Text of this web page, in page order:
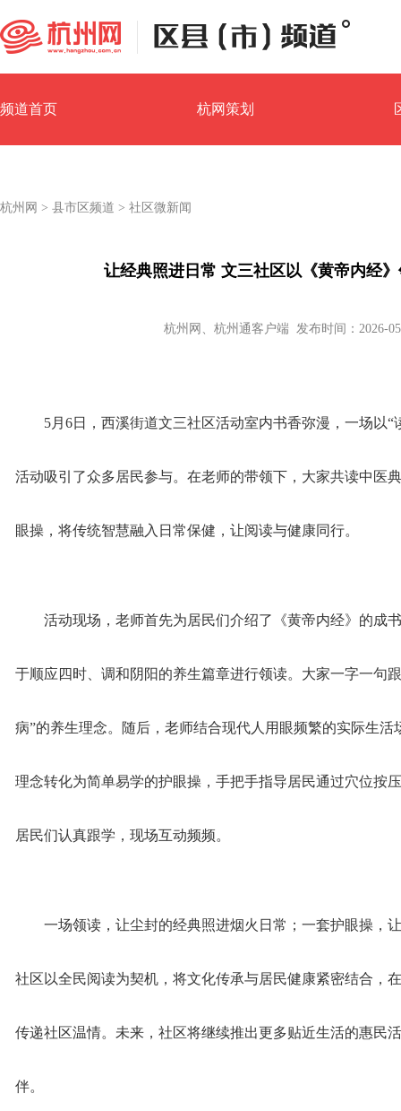
频道首页 杭网策划
杭州网 > 县市区频道 > 社区微新闻
让经典照进日常 文三社区以《黄帝内经
杭州网、杭州通客户端 发布时间：2026-
5月6日，西溪街道文三社区活动室内书香弥漫，一场以“
活动吸引了众多居民参与。在老师的带领下，大家共读中医
眼操，将传统智慧融入日常保健，让阅读与健康同行。
活动现场，老师首先为居民们介绍了《黄帝内经》的成
于顺应四时、调和阴阳的养生篇章进行领读。大家一字一句
病”的养生理念。随后，老师结合现代人用眼频繁的实际生活
理念转化为简单易学的护眼操，手把手指导居民通过穴位按
居民们认真跟学，现场互动频频。
一场领读，让尘封的经典照进烟火日常；一套护眼操，
社区以全民阅读为契机，将文化传承与居民健康紧密结合，
传递社区温情。未来，社区将继续推出更多贴近生活的惠民
伴。